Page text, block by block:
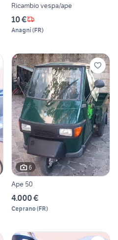
Ricambio vespa/ape
10 €
Anagni(FR)
6
Ape 50
4.000 €
Ceprano(FR)